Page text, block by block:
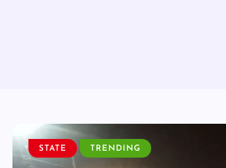
STATE TRENDING